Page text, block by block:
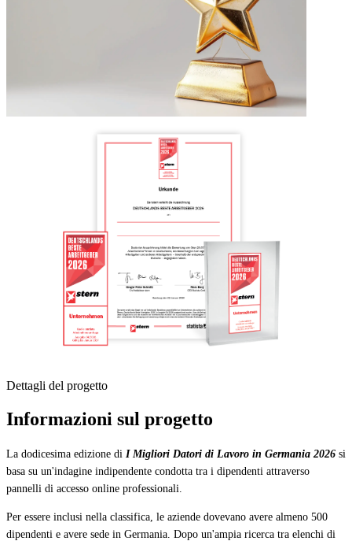
Dettagli del progetto
Informazioni sul progetto
La dodicesima edizione di I Migliori Datori di Lavoro in Germania 2026 si
basa su un'indagine indipendente condotta tra i dipendenti attraverso
pannelli di accesso online professionali.
Per essere inclusi nella classifica, le aziende dovevano avere almeno 500
dipendenti e avere sede in Germania. Dopo un'ampia ricerca tra elenchi di